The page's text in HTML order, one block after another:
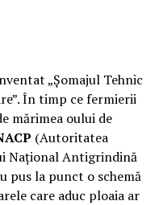
care speră el să-I
Răzvan Cuc chiar
niște rezerviști… Iar la
servicii în aceste zile,
totuși extreme de
cu cel al
pot apărea deja în
trei filmulețe…
„Șomajul Tehnic
În timp ce fermierii
mărimea oului de
(Autoritatea
Național Antigrindină
pus la punct o schemă
care aduc ploaia ar